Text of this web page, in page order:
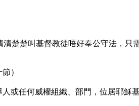
楚楚叫基督教徒唔好奉公守法，只
）
或任何威權組織、部門，位居耶